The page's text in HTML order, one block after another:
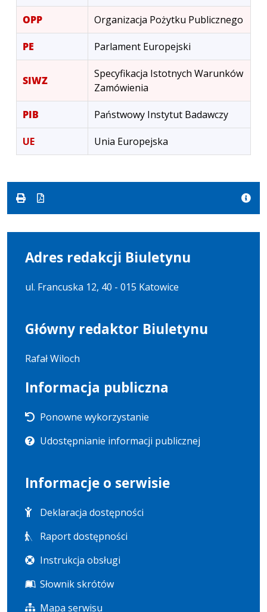
OPP Organizacja Pożytku Publicznego
PE Parlament Europejski
SIWZ
Specyfikacja Istotnych Warunków
Zamówienia
PIB Państwowy Instytut Badawczy
UE Unia Europejska
Adres redakcji Biuletynu
ul. Francuska 12, 40 - 015 Katowice
Główny redaktor Biuletynu
Rafał Wiloch
Informacja publiczna
Ponowne wykorzystanie
Udostępnianie informacji publicznej
Informacje o serwisie
Deklaracja dostępności
Raport dostępności
Instrukcja obsługi
Słownik skrótów
Mapa serwisu